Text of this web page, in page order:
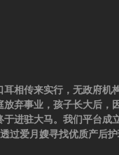
相传来实行，无政府机
弃事业，孩子长大后，
进驻大马。我们平台成
过爱月嫂寻找优质产后